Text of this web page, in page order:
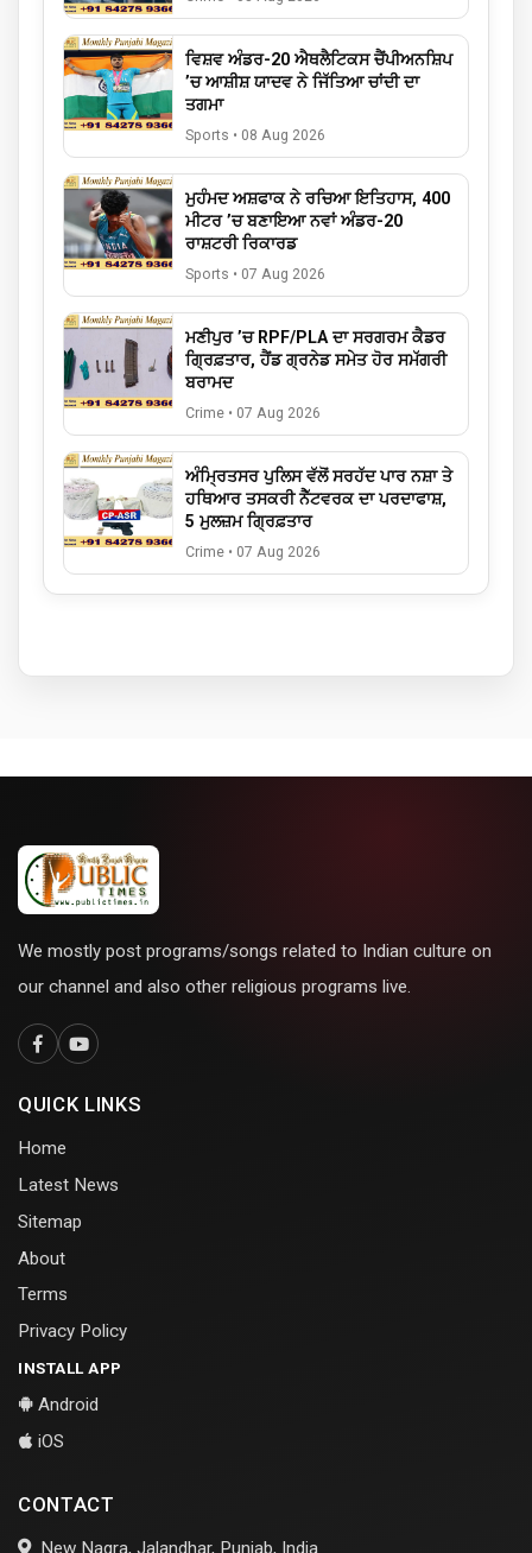
ਵਿਸ਼ਵ ਅੰਡਰ-20 ਐਥਲੈਟਿਕਸ ਚੈਂਪੀਅਨਸ਼ਿਪ
’ਚ ਆਸ਼ੀਸ਼ ਯਾਦਵ ਨੇ ਜਿੱਤਿਆ ਚਾਂਦੀ ਦਾ
ਤਗਮਾ
Sports • 08 Aug 2026
ਮੁਹੰਮਦ ਅਸ਼ਫਾਕ ਨੇ ਰਚਿਆ ਇਤਿਹਾਸ, 400
ਮੀਟਰ ’ਚ ਬਣਾਇਆ ਨਵਾਂ ਅੰਡਰ-20
ਰਾਸ਼ਟਰੀ ਰਿਕਾਰਡ
Sports • 07 Aug 2026
ਮਣੀਪੁਰ ’ਚ RPF/PLA ਦਾ ਸਰਗਰਮ ਕੈਡਰ
ਗ੍ਰਿਫ਼ਤਾਰ, ਹੈਂਡ ਗ੍ਰਨੇਡ ਸਮੇਤ ਹੋਰ ਸਮੱਗਰੀ
ਬਰਾਮਦ
Crime • 07 Aug 2026
ਅੰਮ੍ਰਿਤਸਰ ਪੁਲਿਸ ਵੱਲੋਂ ਸਰਹੱਦ ਪਾਰ ਨਸ਼ਾ ਤੇ
ਹਥਿਆਰ ਤਸਕਰੀ ਨੈੱਟਵਰਕ ਦਾ ਪਰਦਾਫਾਸ਼,
5 ਮੁਲਜ਼ਮ ਗ੍ਰਿਫ਼ਤਾਰ
Crime • 07 Aug 2026
We mostly post programs/songs related to Indian culture on
our channel and also other religious programs live.
QUICK LINKS
Home
Latest News
Sitemap
About
Terms
Privacy Policy
INSTALL APP
Android
iOS
CONTACT